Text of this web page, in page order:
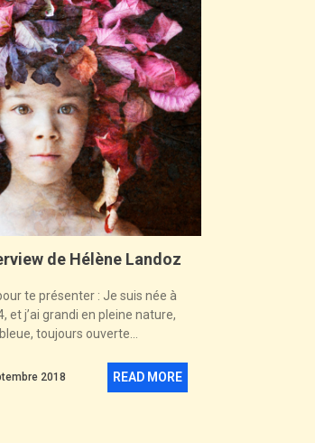
de Hélène Landoz
te présenter : Je suis née à
et j’ai grandi en pleine nature,
toujours ouverte...
2018 READ MORE